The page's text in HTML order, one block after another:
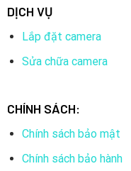
DỊCH VỤ
Lắp đặt camera
Sửa chữa camera
CHÍNH SÁCH:
Chính sách bảo mật
Chính sách bảo hành